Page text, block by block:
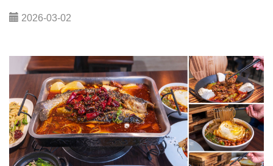
2026-03-02